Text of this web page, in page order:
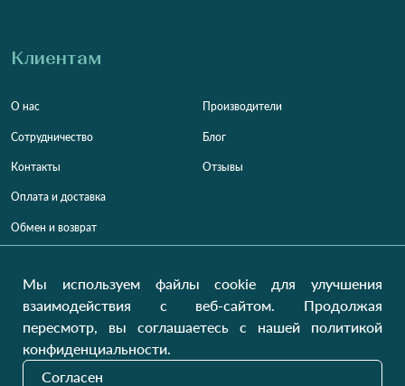
Клиентам
О нас
Сотрудничество
Контакты
Оплата и доставка
Обмен и возврат
Производители
Блог
Отзывы
Категории
Для женщин
Для мужчин
Контакты
+380 (99) 302-84-98
Мы используем файлы cookie для улучшения
взаимодействия с веб-сайтом. Продолжая
пересмотр, вы соглашаетесь с нашей политикой
конфиденциальности.
Согласен